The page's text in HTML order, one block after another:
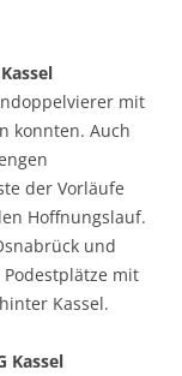
mit
konnten. Auch
der Vorläufe
Hoffnungslauf.
und
mit
Kassel.
Kassel